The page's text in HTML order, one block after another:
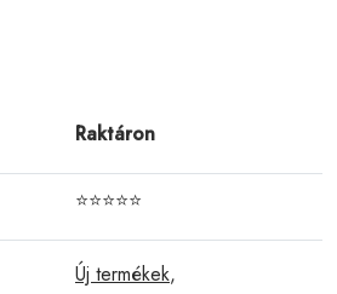
Raktáron
⭐⭐⭐⭐⭐
Új termékek,